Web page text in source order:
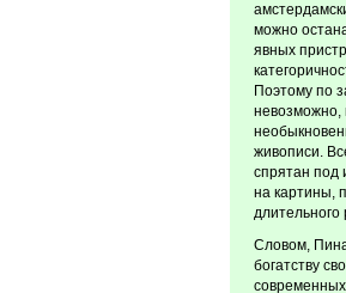
можно
явных
Поэтому по
невозможно,
живописи.
спрятан под
на картины,
длительного
Словом,
богатству